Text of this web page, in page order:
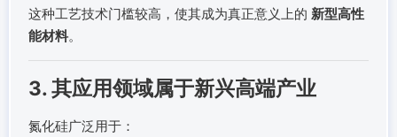
这种工艺技术门槛较高，使其成为真正意义上的 新型高性
能材料。
3. 其应用领域属于新兴高端产业
氮化硅广泛用于：